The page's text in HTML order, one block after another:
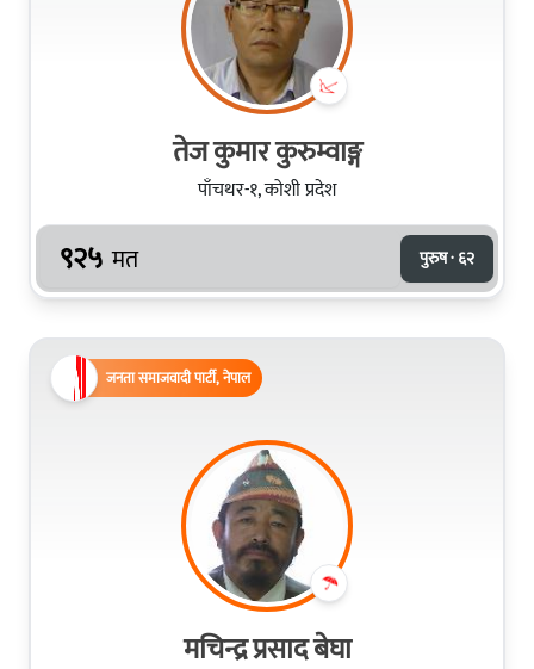
तेज कुमार कुरुम्वाङ्ग
पाँचथर-१, कोशी प्रदेश
९२५ मत पुरुष · ६२
जनता समाजवादी पार्टी, नेपाल
मचिन्द्र प्रसाद बेघा